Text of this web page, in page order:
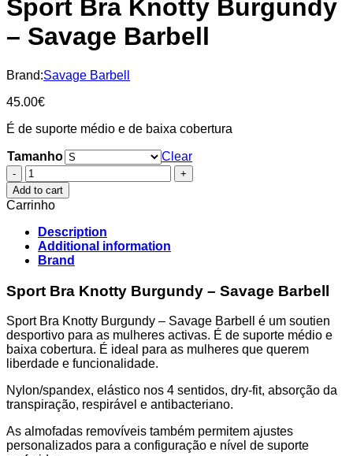
Sport Bra Knotty Burgundy
– Savage Barbell
Brand:Savage Barbell
45.00€
É de suporte médio e de baixa cobertura
Tamanho
Clear
Sport
Bra
Knotty
Burgundy
-
Savage
Barbell
quantity
Add to cart
Carrinho
Description
Additional information
Brand
Sport Bra Knotty Burgundy – Savage Barbell
Sport Bra Knotty Burgundy – Savage Barbell é um soutien
desportivo para as mulheres activas. É de suporte médio e
baixa cobertura. É ideal para as mulheres que querem
liberdade e funcionalidade.
Nylon/spandex, elástico nos 4 sentidos, dry-fit, absorção da
transpiração, respirável e antibacteriano.
As almofadas removíveis também permitem ajustes
personalizados para a configuração e nível de suporte